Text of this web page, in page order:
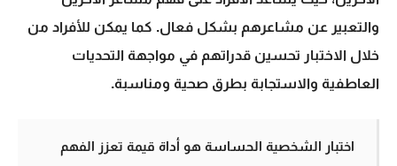
والتعبير عن مشاعرهم بشكل فعال. كما يمكن للأفراد من
خلال الاختبار تحسين قدراتهم في مواجهة التحديات
العاطفية والاستجابة بطرق صحية ومناسبة.
اختبار الشخصية الحساسة هو أداة قيمة تعزز الفهم